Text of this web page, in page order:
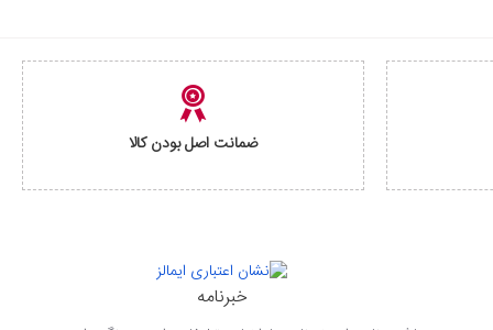
ضمانت اصل بودن کالا
خبرنامه